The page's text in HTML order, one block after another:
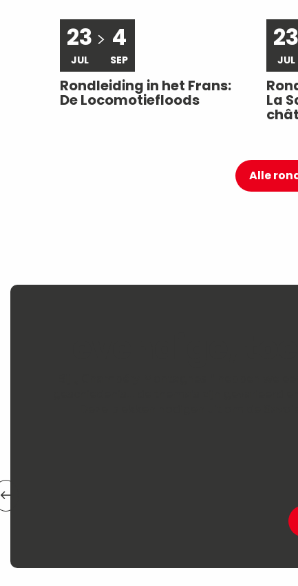
23
JUL
4
SEP
Rondleiding in het Frans:
De Locomotiefloods
23
JUL
La
Alle